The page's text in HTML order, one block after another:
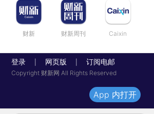
财新 财新周刊 Caixin
登录 网页版 订阅电邮
Copyright 财新网 All Rights Reserved
App 内打开